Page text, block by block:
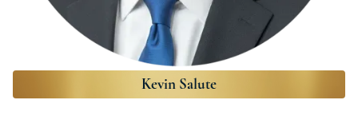
Kevin Salute